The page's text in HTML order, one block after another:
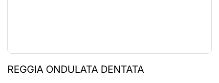
REGGIA ONDULATA DENTATA